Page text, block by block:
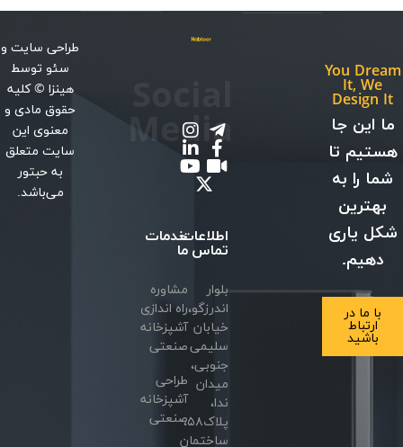
You Dream
It, We
Design It
ما این جا
هستیم تا
شما را به
بهترین
شکل یاری
دهیم.
با ما در
ارتباط
باشید
اطلاعات
تماس
بلوار
اندرزگو،
خیابان
سلیمی
جنوبی،
میدان
ندا،
پلاک۵۸،
ساختمان
Media
خدمات
ما
مشاوره
راه اندازی
آشپزخانه
صنعتی
طراحی
آشپزخانه
صنعتی
طراحی سایتو
سئوتوسط
هینزا © کلیه
حقوق مادی و
معنوی این
سایت متعلق
به حبتور
می‌باشد.